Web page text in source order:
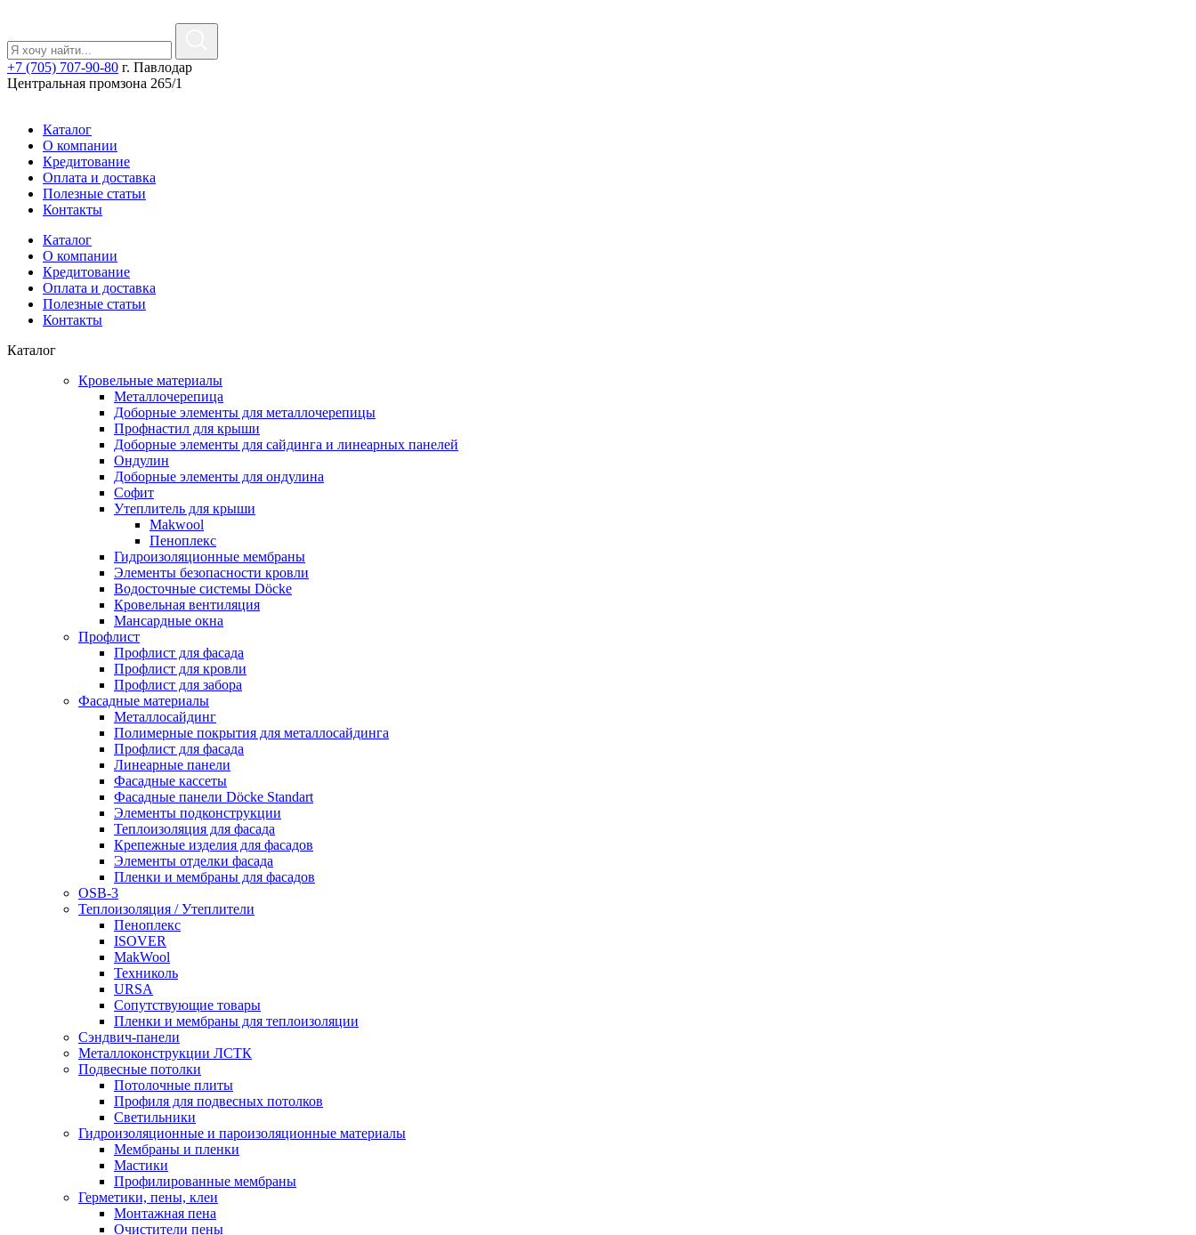
+7 (705) 707-90-80 г. Павлодар
Центральная промзона 265/1
Каталог
О компании
Кредитование
Оплата и доставка
Полезные статьи
Контакты
Каталог
О компании
Кредитование
Оплата и доставка
Полезные статьи
Контакты
Каталог
Кровельные материалы
Металлочерепица
Доборные элементы для металлочерепицы
Профнастил для крыши
Доборные элементы для сайдинга и линеарных панелей
Ондулин
Доборные элементы для ондулина
Софит
Утеплитель для крыши
Makwool
Пеноплекс
Гидроизоляционные мембраны
Элементы безопасности кровли
Водосточные системы Döcke
Кровельная вентиляция
Мансардные окна
Профлист
Профлист для фасада
Профлист для кровли
Профлист для забора
Фасадные материалы
Металлосайдинг
Полимерные покрытия для металлосайдинга
Профлист для фасада
Линеарные панели
Фасадные кассеты
Фасадные панели Döcke Standart
Элементы подконструкции
Теплоизоляция для фасада
Крепежные изделия для фасадов
Элементы отделки фасада
Пленки и мембраны для фасадов
OSB-3
Теплоизоляция / Утеплители
Пеноплекс
ISOVER
MakWool
Техниколь
URSA
Сопутствующие товары
Пленки и мембраны для теплоизоляции
Сэндвич-панели
Металлоконструкции ЛСТК
Подвесные потолки
Потолочные плиты
Профиля для подвесных потолков
Светильники
Гидроизоляционные и пароизоляционные материалы
Мембраны и пленки
Мастики
Профилированные мембраны
Герметики, пены, клеи
Монтажная пена
Очистители пены